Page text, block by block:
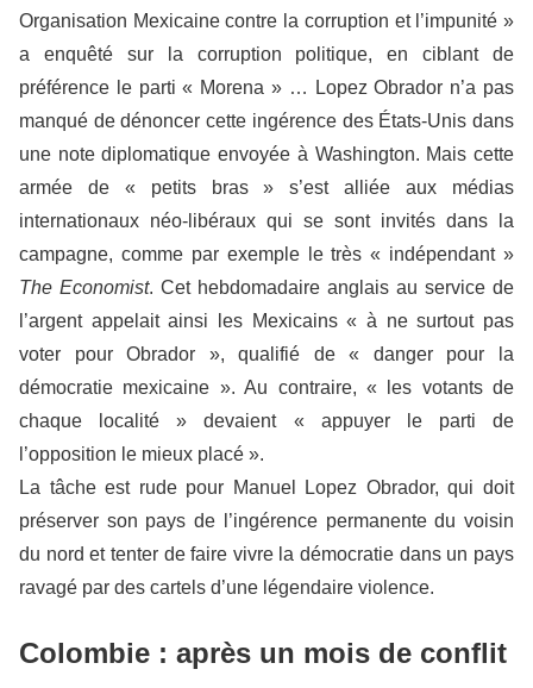
Organisation Mexicaine contre la corruption et l’impunité »
a enquêté sur la corruption politique, en ciblant de
préférence le parti « Morena » … Lopez Obrador n’a pas
manqué de dénoncer cette ingérence des États-Unis dans
une note diplomatique envoyée à Washington. Mais cette
armée de « petits bras » s’est alliée aux médias
internationaux néo-libéraux qui se sont invités dans la
campagne, comme par exemple le très « indépendant »
The Economist. Cet hebdomadaire anglais au service de
l’argent appelait ainsi les Mexicains « à ne surtout pas
voter pour Obrador », qualifié de « danger pour la
démocratie mexicaine ». Au contraire, « les votants de
chaque localité » devaient « appuyer le parti de
l’opposition le mieux placé ».
La tâche est rude pour Manuel Lopez Obrador, qui doit
préserver son pays de l’ingérence permanente du voisin
du nord et tenter de faire vivre la démocratie dans un pays
ravagé par des cartels d’une légendaire violence.
Colombie : après un mois de conflit